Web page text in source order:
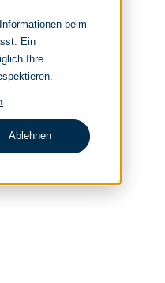
beim
Ein
Ihre
Ablehnen
Suchen